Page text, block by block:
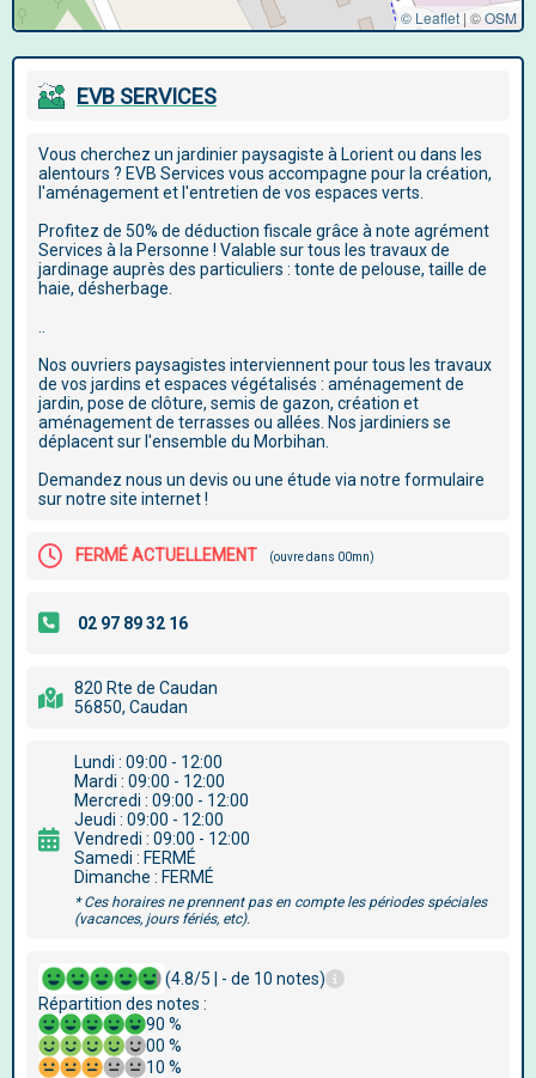
© Leaflet | ©OSM
EVB SERVICES
Vous cherchez un jardinier paysagiste à Lorient ou dans les
alentours ? EVB Services vous accompagne pour la création,
l'aménagement et l'entretien de vos espaces verts.
Profitez de 50% de déduction fiscale grâce à note agrément
Services à la Personne ! Valable sur tous les travaux de
jardinage auprès des particuliers : tonte de pelouse, taille de
haie, désherbage.
Nos ouvriers paysagistes interviennent pour tous les travaux
de vos jardins et espaces végétalisés : aménagement de
jardin, pose de clôture, semis de gazon, création et
aménagement de terrasses ou allées. Nos jardiniers se
déplacent sur l'ensemble du Morbihan.
Demandez nous un devis ou une étude via notre formulaire
sur notre site internet !
FERMÉ ACTUELLEMENT (ouvre dans 00mn)
820 Rte de Caudan
56850, Caudan
Lundi : 09:00 - 12:00
Mardi : 09:00 - 12:00
Mercredi : 09:00 - 12:00
Jeudi : 09:00 - 12:00
Vendredi : 09:00 - 12:00
Samedi : FERMÉ
Dimanche : FERMÉ
* Ces horaires ne prennent pas en compte les périodes spéciales
(vacances, jours fériés, etc).
(4.8/5 | - de 10 notes)
Répartition des notes :
90 %
00 %
10 %